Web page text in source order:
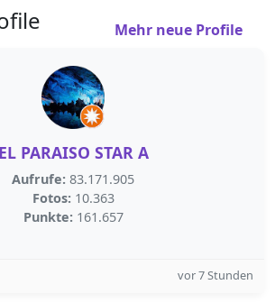
Mehr neue Profile
EL PARAISO STAR A
Aufrufe: 83.171.905
Fotos: 10.363
Punkte: 161.657
vor 7 Stunden